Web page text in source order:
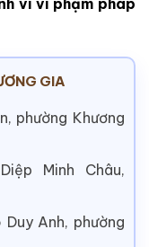
vi vi phạm pháp
GIA
phường Khương
Minh Châu,
Duy Anh, phường